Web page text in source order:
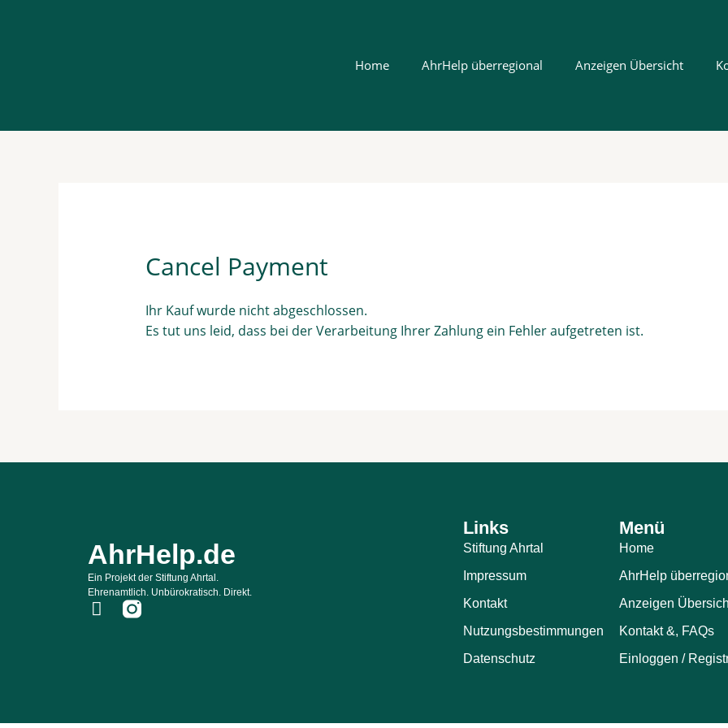
Home AhrHelp überregional Anzeigen Übersicht
Cancel Payment
Ihr Kauf wurde nicht abgeschlossen.
Es tut uns leid, dass bei der Verarbeitung Ihrer Zahlung ein Fehler aufgetreten ist.
AhrHelp.de
Ein Projekt der Stiftung Ahrtal.
Ehrenamtlich. Unbürokratisch. Direkt.
F
o
Links
Stiftung Ahrtal
Impressum
Kontakt
Nutzungsbestimmungen
Datenschutz
Menü
Home
AhrHelp
Anzeigen
Kontakt &, FAQs
Einloggen /